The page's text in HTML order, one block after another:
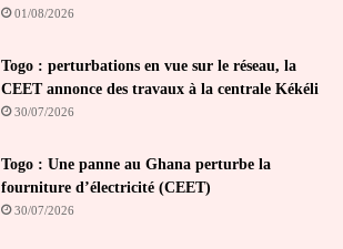
01/08/2026
Togo : perturbations en vue sur le réseau, la
CEET annonce des travaux à la centrale Kékéli
30/07/2026
Togo : Une panne au Ghana perturbe la
fourniture d’électricité (CEET)
30/07/2026